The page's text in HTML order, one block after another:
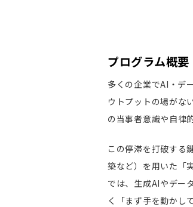
プログラム概要
多くの企業でAI・デ
ウトプットの場がな
の当事者意識や自律
この停滞を打破する
築など）を用いた「
では、生成AIやデー
く「まず手を動かし